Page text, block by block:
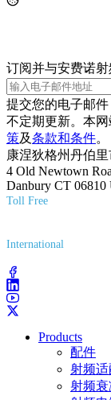
订阅并与安费诺
提交您的电子邮件
不定期更新。本网
策及条款和条件。
康涅狄格州丹伯
4 Old Newtown
Danbury CT 06810
Toll Free
International
Products
配件
射频适
射频衰